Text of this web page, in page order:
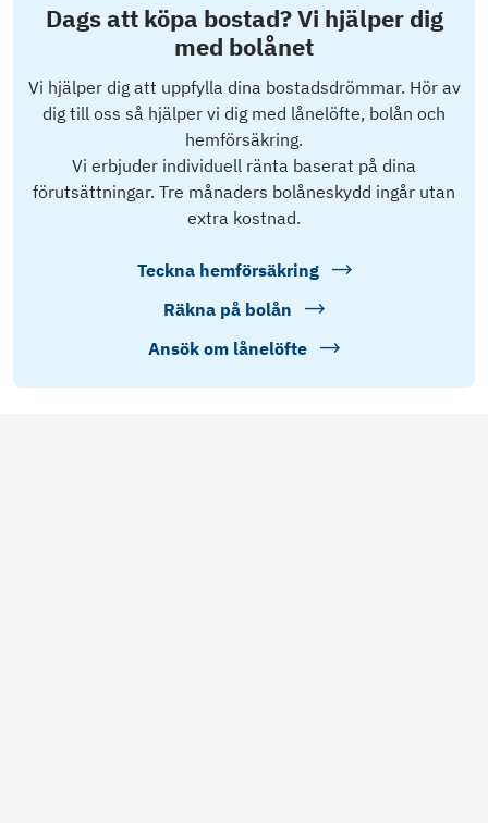
Dags att köpa bostad? Vi hjälper dig
med bolånet
Vi hjälper dig att uppfylla dina bostadsdrömmar. Hör av
dig till oss så hjälper vi dig med lånelöfte, bolån och
hemförsäkring.
Vi erbjuder individuell ränta baserat på dina
förutsättningar. Tre månaders bolåneskydd ingår utan
extra kostnad.
Teckna hemförsäkring
Räkna på bolån
Ansök om lånelöfte